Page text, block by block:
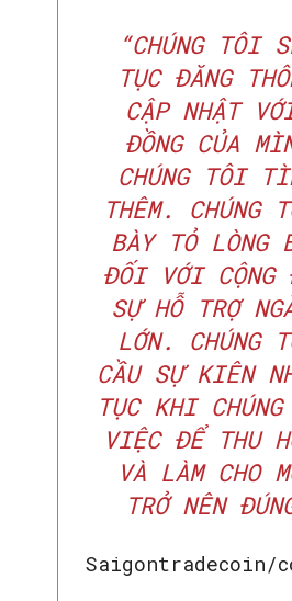
“CHÚNG TÔI
TỤC ĐĂNG
CẬP NHẬT
ĐỒNG CỦA
CHÚNG TÔI
THÊM. CHÚNG
BÀY TỎ LÒNG
ĐỐI VỚI CỘNG
SỰ HỖ TRỢ
LỚN. CHÚNG
CẦU SỰ KIÊN
TỤC KHI
VIỆC ĐỂ THU
VÀ LÀM CHO
TRỞ NÊN
Saigontradecoin/